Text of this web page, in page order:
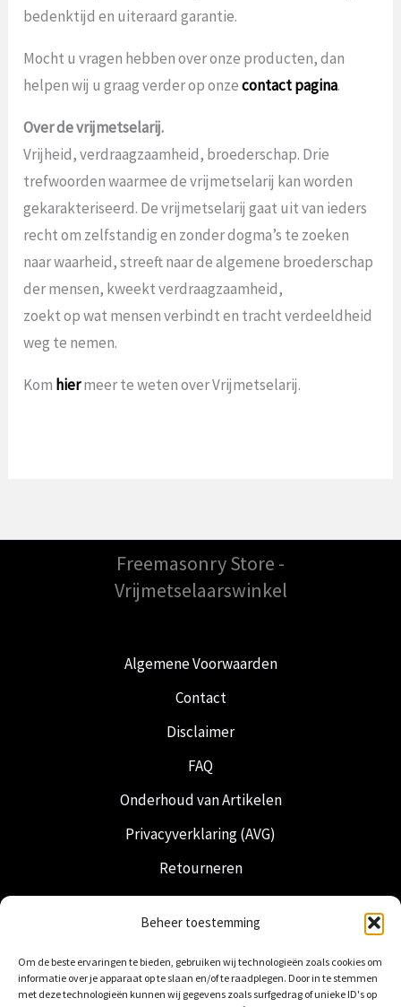
Beheer toestemming
Om de beste ervaringen te bieden, gebruiken wij technologieën zoals cookies om
informatie over je apparaat op te slaan en/of te raadplegen. Door in te stemmen
met deze technologieën kunnen wij gegevens zoals surfgedrag of unieke ID's op
bedenktijd en uiteraard garantie.
Mocht u vragen hebben over onze producten, dan
helpen wij u graag verder op onzecontact pagina.
Over de vrijmetselarij.
Vrijheid, verdraagzaamheid, broederschap. Drie
trefwoorden waarmee de vrijmetselarij kan worden
gekarakteriseerd. De vrijmetselarij gaat uit van ieders
recht om zelfstandig en zonder dogma’s te zoeken
naar waarheid, streeft naar de algemene broederschap
der mensen, kweekt verdraagzaamheid,
zoekt op wat mensen verbindt en tracht verdeeldheid
weg te nemen.
Kom hiermeer te weten over Vrijmetselarij.
Freemasonry Store -
Vrijmetselaarswinkel
Algemene Voorwaarden
Contact
Disclaimer
FAQ
Onderhoud van Artikelen
Privacyverklaring (AVG)
Retourneren
Verzending & Levering
Nederlandse Regalia